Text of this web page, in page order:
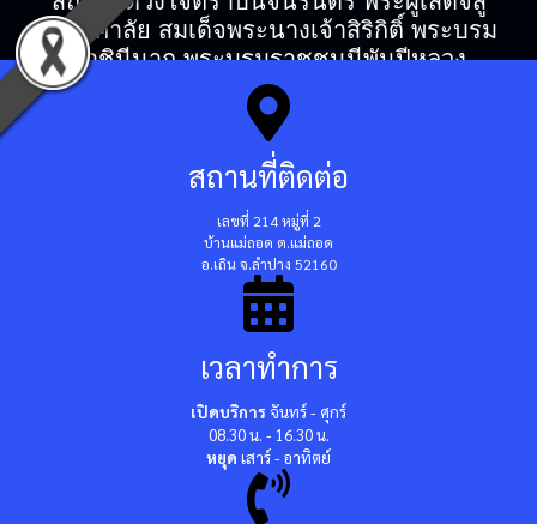
สวรรคาลัย สมเด็จพระนางเจ้าสิริกิติ์ พระบรม
ราชินีนาถ พระบรมราชชนนีพันปีหลวง
สถานที่ติดต่อ
เลขที่ 214 หมู่ที่ 2
บ้านแม่ถอด ต.แม่ถอด
อ.เถิน จ.ลำปาง 52160
เวลาทำการ
เปิดบริการ จันทร์ - ศุกร์
08.30 น. - 16.30 น.
หยุด เสาร์ - อาทิตย์